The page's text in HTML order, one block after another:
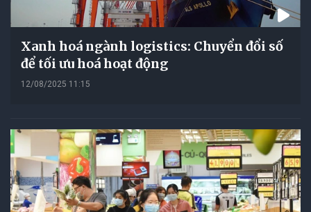
Xanh hoá ngành logistics: Chuyển đổi số
để tối ưu hoá hoạt động
12/08/2025 11:15